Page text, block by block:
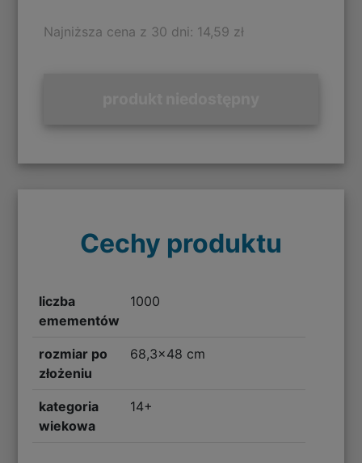
Najniższa cena z 30 dni: 14,59 zł
Cechy produktu
liczba
emementów
1000
rozmiar po
złożeniu
68,3x48 cm
kategoria
wiekowa
14+